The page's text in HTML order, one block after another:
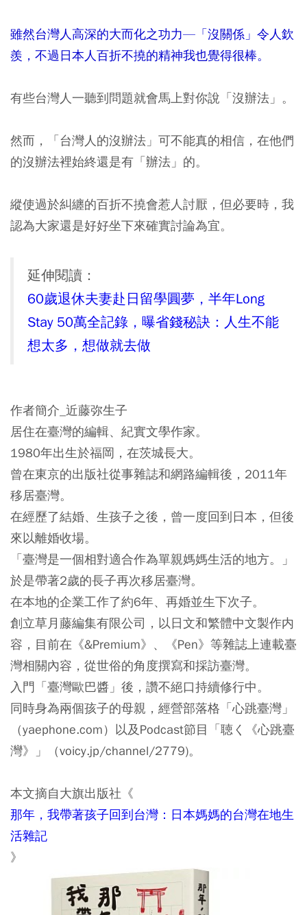
雖然台灣人高深的大而化之功力—「沒關係」令人欽
羨，不過日本人百折不撓的精神我也覺得很棒。
有些台灣人一聽到問題就會馬上對你說「沒辦法」。
然而，「台灣人的沒辦法」可不能真的相信，在他們
的沒辦法裡始終還是有「辦法」的。
縱使過於糾纏的百折不撓會惹人討厭，但必要時，我
認為大家還是好好坐下來確實討論為宜。
延伸閱讀：
60歲退休夫妻赴日留學圓夢，半年Long
Stay 50萬全記錄，曝省錢秘訣：人生不能
想太多，想做就去做
作者簡介_近藤弥生子
居住在臺灣的編輯、紀實文學作家。
1980年出生於福岡，在茨城長大。
曾在東京的出版社從事雜誌和網路編輯後，2011年
移居臺灣。
在經歷了結婚、生孩子之後，曾一度回到日本，但後
來以離婚收場。
「臺灣是一個相對適合作為單親媽媽生活的地方。」
於是帶著2歲的長子再次移居臺灣。
在本地的企業工作了約6年、再婚並生下次子。
創立草月藤編集有限公司，以日文和繁體中文製作内
容，目前在《&Premium》、《Pen》等雜誌上連載臺
灣相關內容，從世俗的角度撰寫和採訪臺灣。
入門「臺灣歐巴醬」後，讚不絕口持續修行中。
同時身為兩個孩子的母親，經營部落格「心跳臺灣」
（yaephone.com）以及Podcast節目「聴く《心跳臺
灣》」（voicy.jp/channel/2779)。
本文摘自大旗出版社《
那年，我帶著孩子回到台灣：日本媽媽的台灣在地生
活雜記
》